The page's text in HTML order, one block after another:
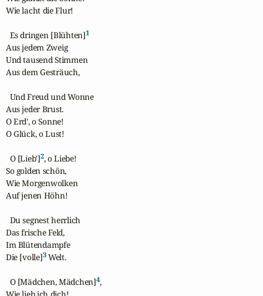
Wie lacht die Flur!
  Es dringen [Blühten]
1
Aus jedem Zweig
Und tausend Stimmen
Aus dem Gesträuch,
  Und Freud und Wonne
Aus jeder Brust.
O Erd', o Sonne!
O Glück, o Lust!
  O [Lieb']
2, o Liebe!
So golden schön,
Wie Morgenwolken
Auf jenen Höhn!
  Du segnest herrlich
Das frische Feld,
Im Blütendampfe
Die [volle]3 Welt.
  O [Mädchen, Mädchen]
4,